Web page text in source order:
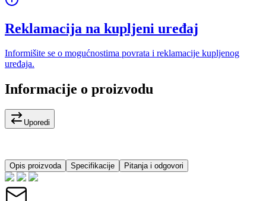
Reklamacija na kupljeni uređaj
Informišite se o mogućnostima povrata i reklamacije kupljenog
uređaja.
Informacije o proizvodu
Uporedi
Opis proizvoda Specifikacije Pitanja i odgovori